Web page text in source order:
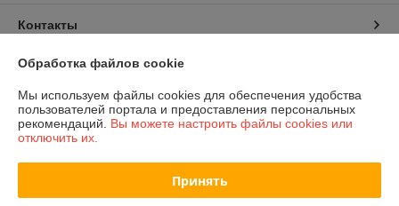
Контакты
Доставка и оплата
График работы
Политика обработки cookies
Обработка файлов cookie
Мы используем файлы cookies для обеспечения удобства
пользователей портала и предоставления персональных
рекомендаций. Вы можете настроить файлы cookies или
отключить их.
Принять